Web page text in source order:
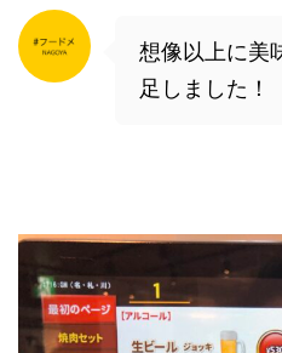
想像以上に美
足しました！